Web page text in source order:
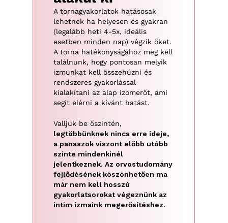
visszaállítva a test helyes működését.
A tornagyakorlatok hatásosak
lehetnek ha helyesen és gyakran
(legalább heti 4-5x, ideális
esetben minden nap) végzik őket.
A torna hatékonyságához meg kell
találnunk, hogy pontosan melyik
izmunkat kell összehúzni és
rendszeres gyakorlással
kialakítani az alap izomerőt, ami
segít elérni a kívánt hatást.
Valljuk be őszintén,
legtöbbünknek nincs erre ideje,
a panaszok viszont előbb utóbb
szinte mindenkinél
jelentkeznek. Az orvostudomány
fejlődésének köszönhetően ma
már nem kell hosszú
gyakorlatsorokat végeznünk az
intim izmaink megerősítéshez.